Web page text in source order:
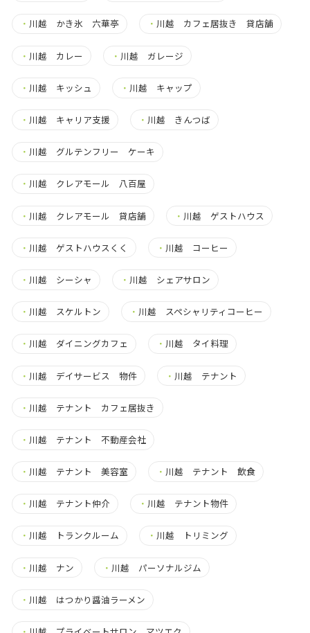
・ 川越 かき氷 六華亭 ・ 川越 カフェ居抜き 貸店舗
・ 川越 カレー ・ 川越 ガレージ
・ 川越 キッシュ ・ 川越 キャップ
・ 川越 キャリア支援 ・ 川越 きんつば
・ 川越 グルテンフリー ケーキ
・ 川越 クレアモール 八百屋
・ 川越 クレアモール 貸店舗 ・ 川越 ゲストハウス
・ 川越 ゲストハウスくく ・ 川越 コーヒー
・ 川越 シーシャ ・ 川越 シェアサロン
・ 川越 スケルトン ・ 川越 スペシャリティコーヒー
・ 川越 ダイニングカフェ ・ 川越 タイ料理
・ 川越 デイサービス 物件 ・ 川越 テナント
・ 川越 テナント カフェ居抜き
・ 川越 テナント 不動産会社
・ 川越 テナント 美容室 ・ 川越 テナント 飲食
・ 川越 テナント仲介 ・ 川越 テナント物件
・ 川越 トランクルーム ・ 川越 トリミング
・ 川越 ナン ・ 川越 パーソナルジム
・ 川越 はつかり醤油ラーメン